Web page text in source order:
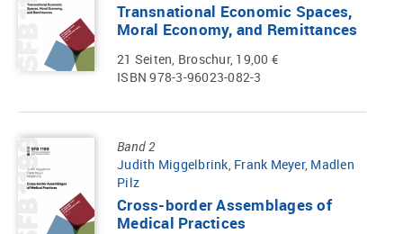
Transnational Economic Spaces,
Moral Economy, and Remittances
21 Seiten, Broschur, 19,00 €
ISBN 978-3-96023-082-3
Band 2
Judith Miggelbrink, Frank Meyer, Madlen
Pilz
Cross-border Assemblages of
Medical Practices